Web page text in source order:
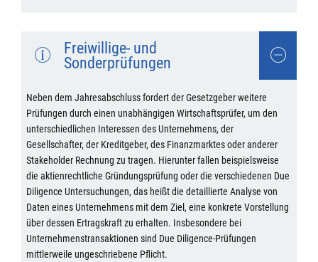
Freiwillige- und
Sonderprüfungen
Neben dem Jahresabschluss fordert der Gesetzgeber weitere
Prüfungen durch einen unabhängigen Wirtschaftsprüfer, um den
unterschiedlichen Interessen des Unternehmens, der
Gesellschafter, der Kreditgeber, des Finanzmarktes oder anderer
Stakeholder Rechnung zu tragen. Hierunter fallen beispielsweise
die aktienrechtliche Gründungsprüfung oder die verschiedenen Due
Diligence Untersuchungen, das heißt die detaillierte Analyse von
Daten eines Unternehmens mit dem Ziel, eine konkrete Vorstellung
über dessen Ertragskraft zu erhalten. Insbesondere bei
Unternehmenstransaktionen sind Due Diligence-Prüfungen
mittlerweile ungeschriebene Pflicht.